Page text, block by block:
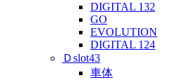
DIGITAL 132
GO
EVOLUTION
DIGITAL 124
Ｄslot43
車体